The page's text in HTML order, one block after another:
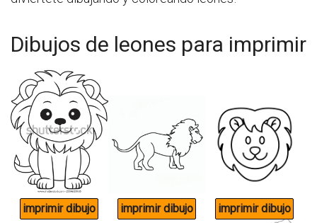
Dibujos de leones para imprimir